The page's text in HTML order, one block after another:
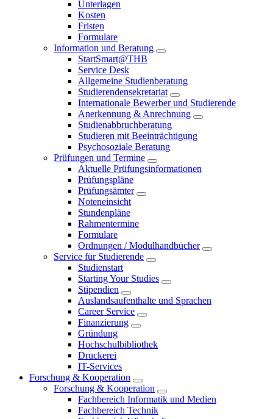
Unterlagen
Kosten
Fristen
Formulare
Information und Beratung
StartSmart@THB
Service Desk
Allgemeine Studienberatung
Studierendensekretariat
Internationale Bewerber und Studierende
Anerkennung & Anrechnung
Studienabbruchberatung
Studieren mit Beeinträchtigung
Psychosoziale Beratung
Prüfungen und Termine
Aktuelle Prüfungsinformationen
Prüfungspläne
Prüfungsämter
Noteneinsicht
Stundenpläne
Rahmentermine
Formulare
Ordnungen / Modulhandbücher
Service für Studierende
Studienstart
Starting Your Studies
Stipendien
Auslandsaufenthalte und Sprachen
Career Service
Finanzierung
Gründung
Hochschulbibliothek
Druckerei
IT-Services
Forschung & Kooperation
Forschung & Kooperation
Fachbereich Informatik und Medien
Fachbereich Technik